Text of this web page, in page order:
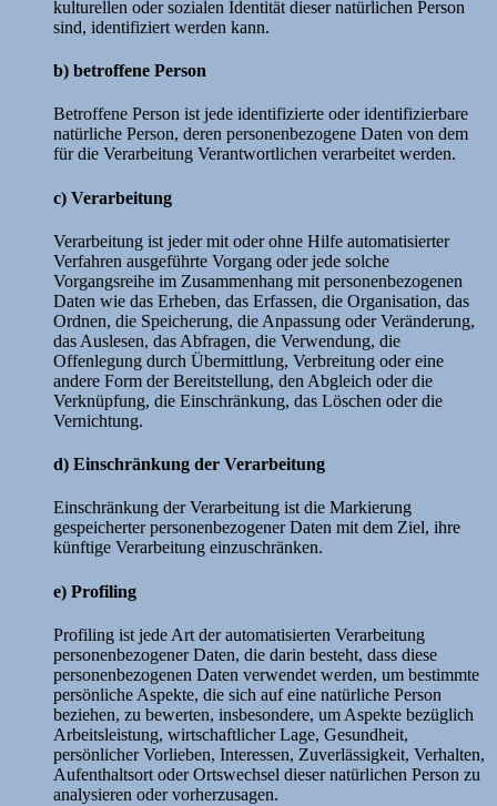
kulturellen oder sozialen Identität dieser natürlichen Person
sind, identifiziert werden kann.
b) betroffene Person
Betroffene Person ist jede identifizierte oder identifizierbare
natürliche Person, deren personenbezogene Daten von dem
für die Verarbeitung Verantwortlichen verarbeitet werden.
c) Verarbeitung
Verarbeitung ist jeder mit oder ohne Hilfe automatisierter
Verfahren ausgeführte Vorgang oder jede solche
Vorgangsreihe im Zusammenhang mit personenbezogenen
Daten wie das Erheben, das Erfassen, die Organisation, das
Ordnen, die Speicherung, die Anpassung oder Veränderung,
das Auslesen, das Abfragen, die Verwendung, die
Offenlegung durch Übermittlung, Verbreitung oder eine
andere Form der Bereitstellung, den Abgleich oder die
Verknüpfung, die Einschränkung, das Löschen oder die
Vernichtung.
d) Einschränkung der Verarbeitung
Einschränkung der Verarbeitung ist die Markierung
gespeicherter personenbezogener Daten mit dem Ziel, ihre
künftige Verarbeitung einzuschränken.
e) Profiling
Profiling ist jede Art der automatisierten Verarbeitung
personenbezogener Daten, die darin besteht, dass diese
personenbezogenen Daten verwendet werden, um bestimmte
persönliche Aspekte, die sich auf eine natürliche Person
beziehen, zu bewerten, insbesondere, um Aspekte bezüglich
Arbeitsleistung, wirtschaftlicher Lage, Gesundheit,
persönlicher Vorlieben, Interessen, Zuverlässigkeit, Verhalten,
Aufenthaltsort oder Ortswechsel dieser natürlichen Person zu
analysieren oder vorherzusagen.